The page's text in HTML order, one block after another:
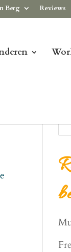
Berg Reviews